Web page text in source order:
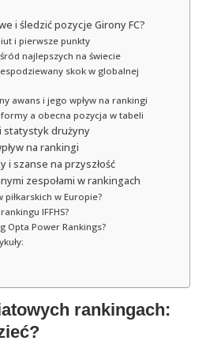
i śledzić pozycje Girony FC?
i pierwsze punkty
najlepszych na świecie
skok w globalnej
awans i jego wpływ na rankingi
a obecna pozycja w tabeli
statystyk drużyny
na rankingi
i szanse na przyszłość
zespołami w rankingach
piłkarskich w Europie?
IFFHS?
Opta Power Rankings?
rankingach: